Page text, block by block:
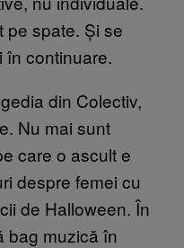
pe spate. Și se
în continuare.
din Colectiv,
Nu mai sunt
care o ascult e
despre femei cu
de Halloween. În
bag muzică în